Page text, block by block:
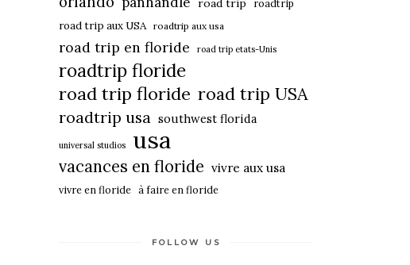
road trip roadtrip
road trip aux USA roadtrip aux usa
road trip en floride road trip etats-Unis
roadtrip floride
road trip floride road trip USA
roadtrip usa southwest florida
universal studios usa
vacances en floride vivre aux usa
vivre en floride à faire en floride
FOLLOW US